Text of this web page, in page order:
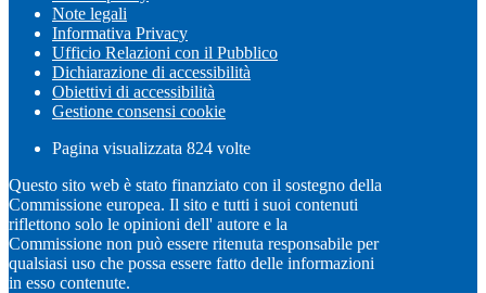
Note legali
Informativa Privacy
Ufficio Relazioni con il Pubblico
Dichiarazione di accessibilità
Obiettivi di accessibilità
Gestione consensi cookie
Pagina visualizzata 824 volte
Questo sito web è stato finanziato con il sostegno della
Commissione europea. Il sito e tutti i suoi contenuti
riflettono solo le opinioni dell' autore e la
Commissione non può essere ritenuta responsabile per
qualsiasi uso che possa essere fatto delle informazioni
in esso contenute.